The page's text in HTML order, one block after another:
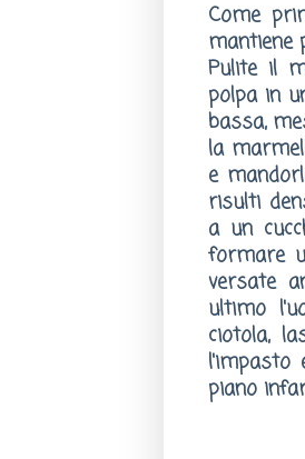
Come
mantiene
Pulite il
polpa in
bassa,
la
e
risulti
a un
formare
versate
ultimo
ciotola,
l'impasto
piano